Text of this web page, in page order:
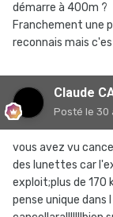
démarre à 400m ?
Franchement une
reconnais mais
Claude
Posté le 30
vous avez vu
des lunettes car
exploit;plus de 170
pense unique